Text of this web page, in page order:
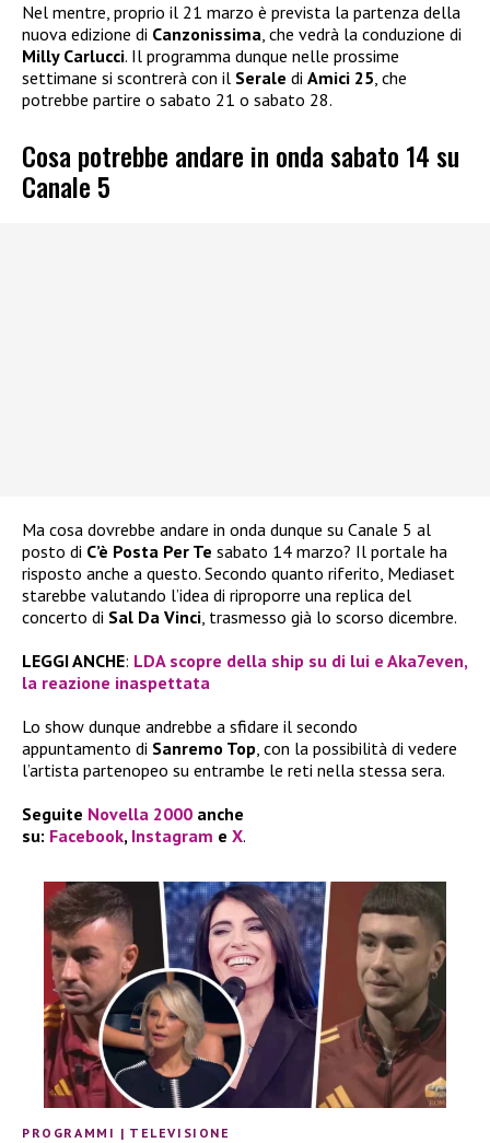
Nel mentre, proprio il 21 marzo è prevista la partenza della
nuova edizione di Canzonissima, che vedrà la conduzione di
Milly Carlucci. Il programma dunque nelle prossime
settimane si scontrerà con il Serale di Amici 25, che
potrebbe partire o sabato 21 o sabato 28.
Cosa potrebbe andare in onda sabato 14 su
Canale 5
Ma cosa dovrebbe andare in onda dunque su Canale 5 al
posto di C’è Posta Per Te sabato 14 marzo? Il portale ha
risposto anche a questo. Secondo quanto riferito, Mediaset
starebbe valutando l’idea di riproporre una replica del
concerto di Sal Da Vinci , trasmesso già lo scorso dicembre.
LEGGI ANCHE: LDA scopre della ship su di lui e Aka7even,
la reazione inaspettata
Lo show dunque andrebbe a sfidare il secondo
appuntamento di Sanremo Top , con la possibilità di vedere
l’artista partenopeo su entrambe le reti nella stessa sera.
Seguite Novella 2000 anche
su: Facebook, Instagram e X.
PROGRAMMI | TELEVISIONE